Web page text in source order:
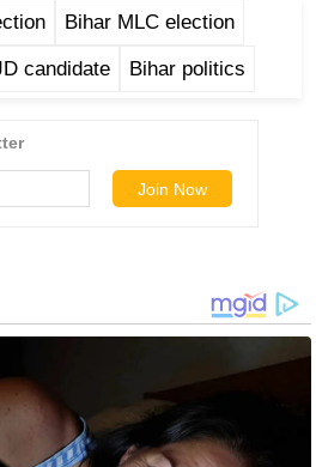
Bihar MLC election
candidate Bihar politics